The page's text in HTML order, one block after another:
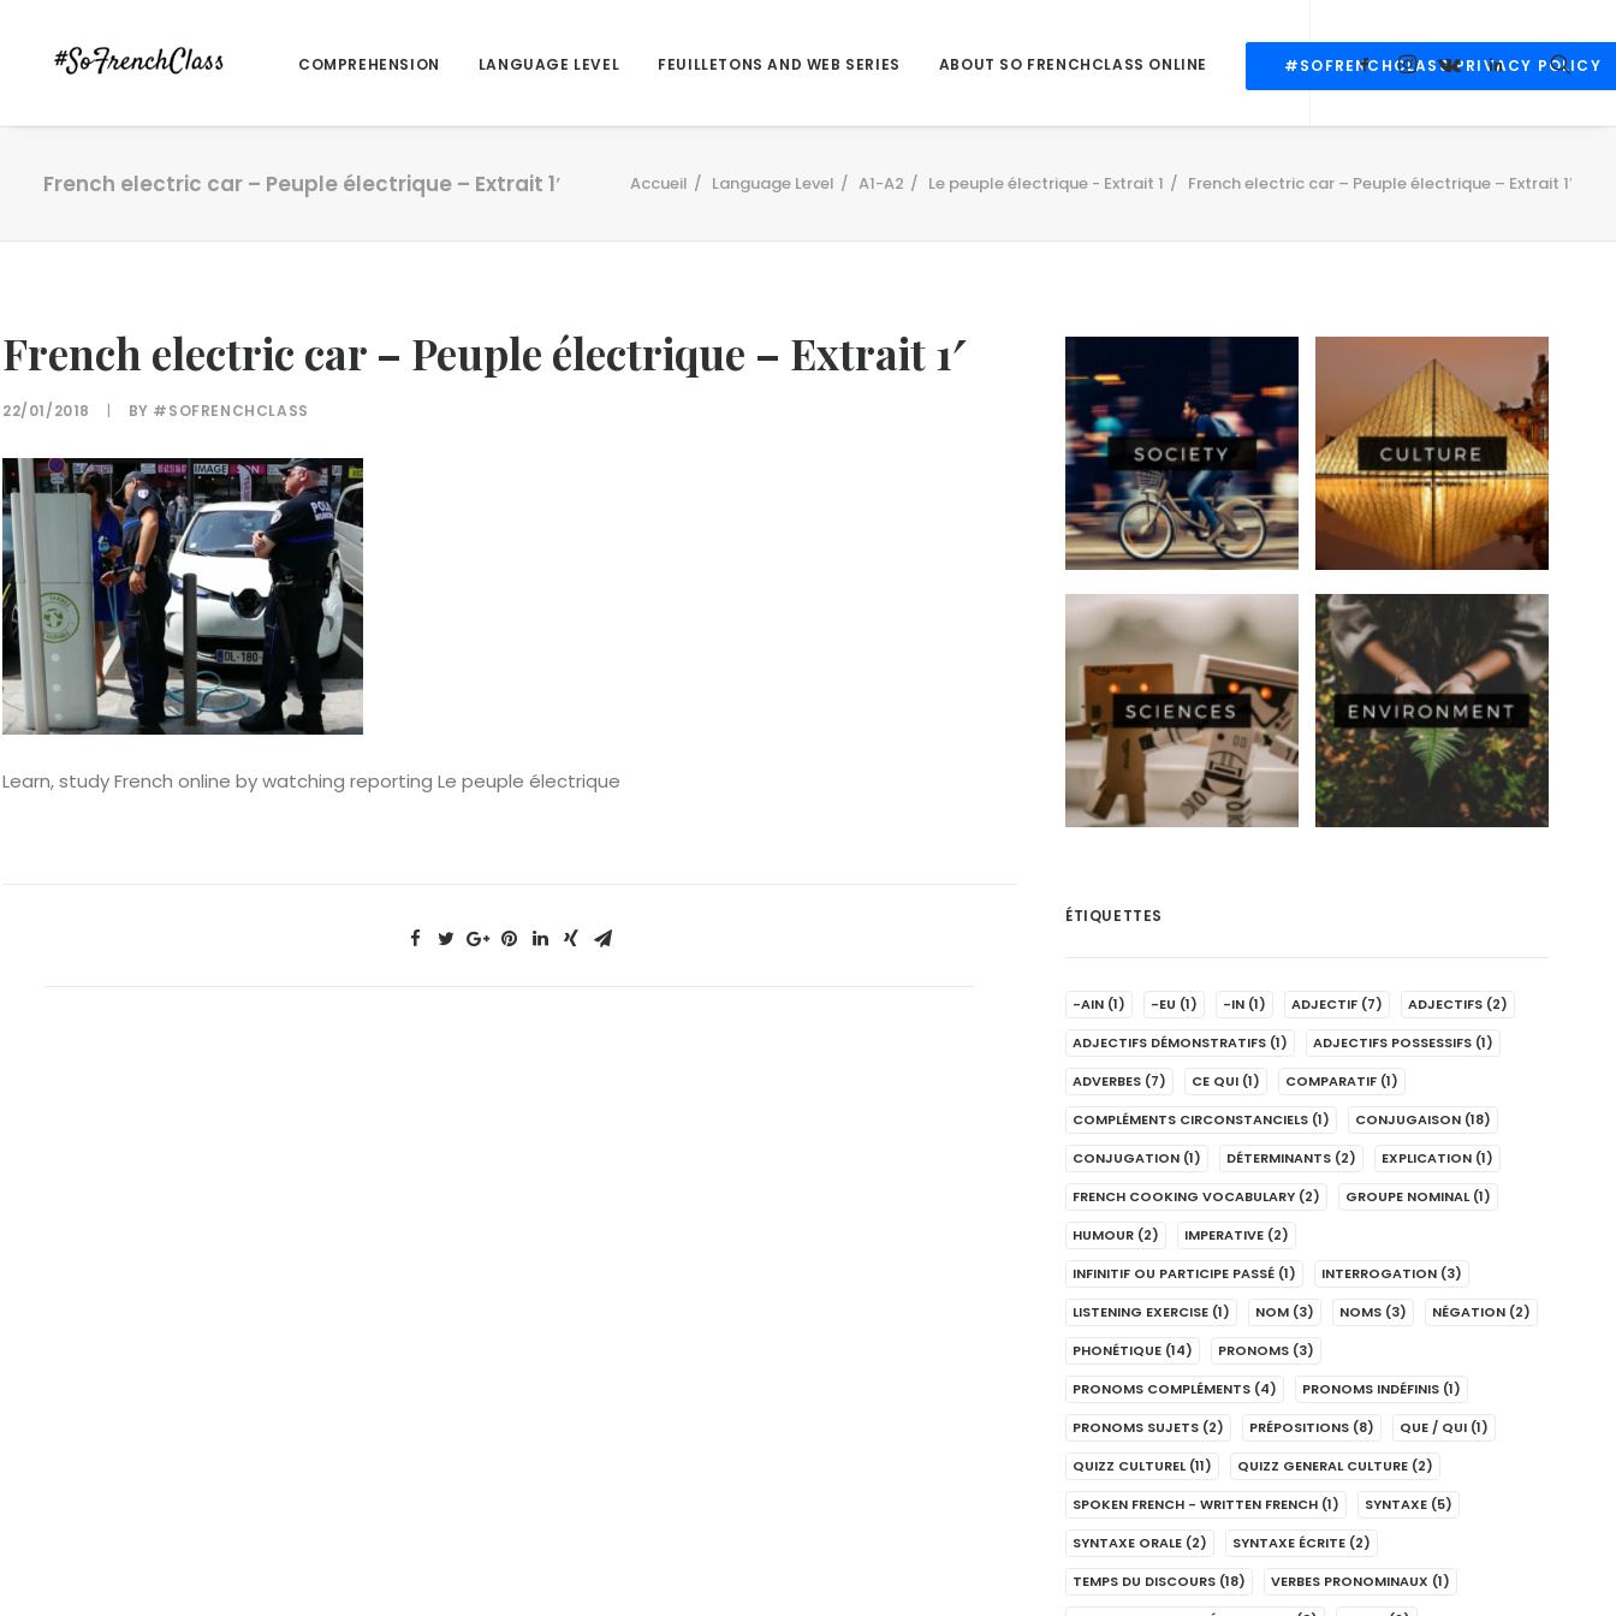
COMPREHENSION LANGUAGE LEVEL FEUILLETONS AND WEB SERIES ABOUT SO FRENCHCLASS ONLINE #SOFRENCHCLASS PRIVACY POLICY
French electric car – Peuple électrique – Extrait 1′ Accueil Language Level A1-A2 Le peuple électrique - Extrait 1 French electric car – Peuple électrique – Extrait 1′
French electric car – Peuple électrique – Extrait 1′
22/01/2018 | BY #SOFRENCHCLASS
Learn, study French online by watching reporting Le peuple électrique
ÉTIQUETTES
-AIN (1) -EU (1) -IN (1) ADJECTIF (7) ADJECTIFS (2)
ADJECTIFS DÉMONSTRATIFS (1) ADJECTIFS POSSESSIFS (1)
ADVERBES (7) CE QUI (1) COMPARATIF (1)
COMPLÉMENTS CIRCONSTANCIELS (1) CONJUGAISON (18)
CONJUGATION (1) DÉTERMINANTS (2) EXPLICATION (1)
FRENCH COOKING VOCABULARY (2) GROUPE NOMINAL (1)
HUMOUR (2) IMPERATIVE (2)
INFINITIF OU PARTICIPE PASSÉ (1) INTERROGATION (3)
LISTENING EXERCISE (1) NOM (3) NOMS (3) NÉGATION (2)
PHONÉTIQUE (14) PRONOMS (3)
PRONOMS COMPLÉMENTS (4) PRONOMS INDÉFINIS (1)
PRONOMS SUJETS (2) PRÉPOSITIONS (8) QUE / QUI (1)
QUIZZ CULTUREL (11) QUIZZ GENERAL CULTURE (2)
SPOKEN FRENCH - WRITTEN FRENCH (1) SYNTAXE (5)
SYNTAXE ORALE (2) SYNTAXE ÉCRITE (2)
TEMPS DU DISCOURS (18) VERBES PRONOMINAUX (1)